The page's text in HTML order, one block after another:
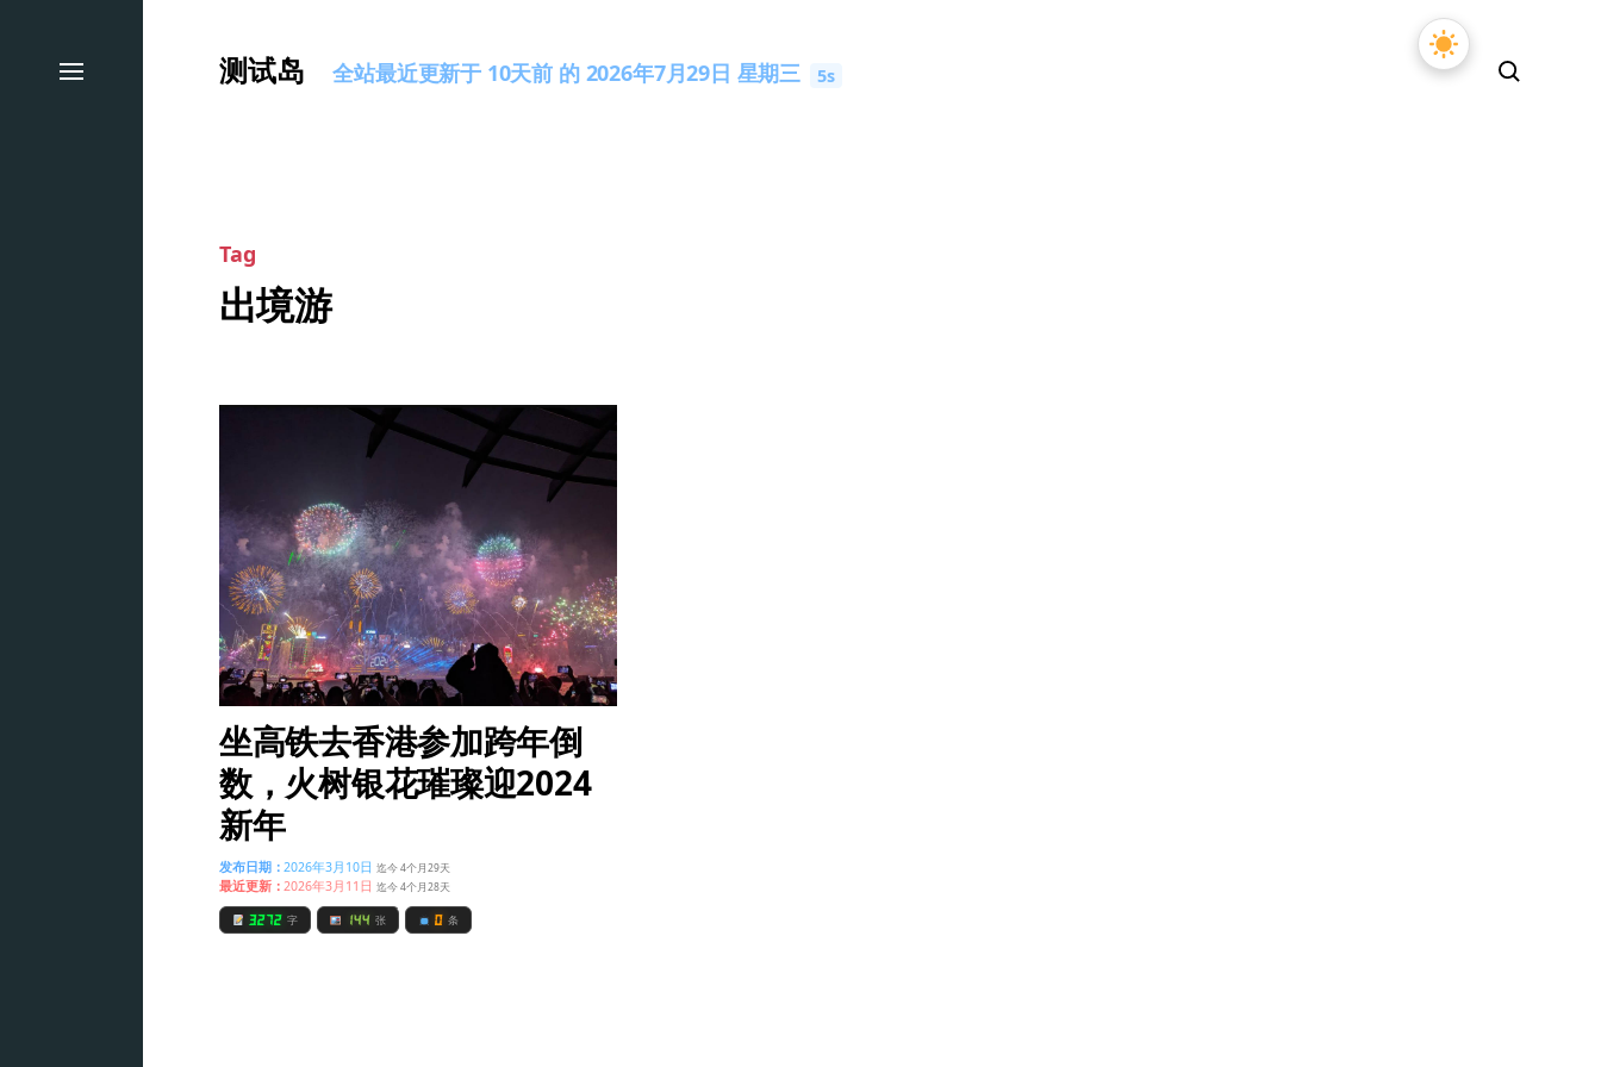
测试岛 全站最近更新于 10天前 的 2026年7月29日 星期三 5s
Tag
出境游
坐高铁去香港参加跨年倒
数，火树银花璀璨迎2024
新年
发布日期：2026年3月10日 迄今 4个月29天
最近更新：2026年3月11日 迄今 4个月28天
3272 字 144 张 0 条